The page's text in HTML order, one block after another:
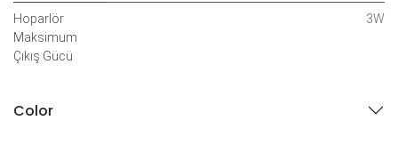
Hoparlör
Maksimum
Çıkış Gücü
3W
Color